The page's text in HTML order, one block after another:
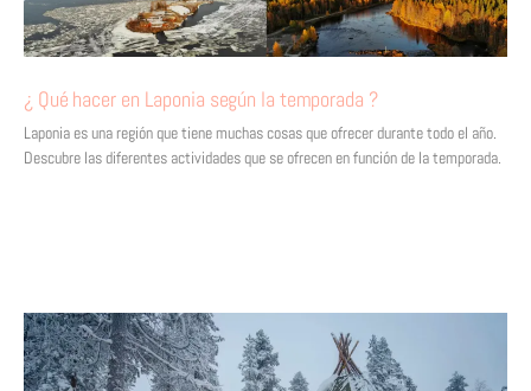
¿ Qué hacer en Laponia según la temporada ?
Laponia es una región que tiene muchas cosas que ofrecer durante todo el año.
Descubre las diferentes actividades que se ofrecen en función de la temporada.